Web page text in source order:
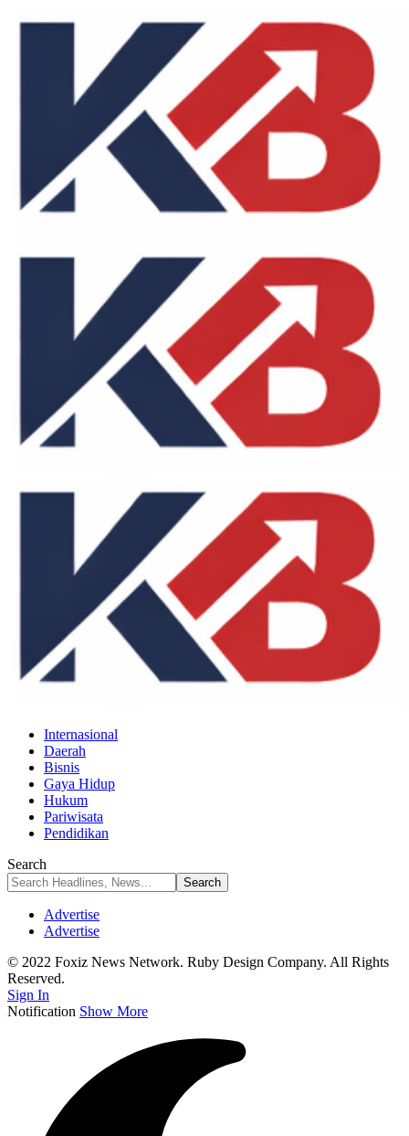
Internasional
Daerah
Bisnis
Gaya Hidup
Hukum
Pariwisata
Pendidikan
Search
Advertise
Advertise
© 2022 Foxiz News Network. Ruby Design Company. All Rights
Reserved.
Sign In
Notification Show More